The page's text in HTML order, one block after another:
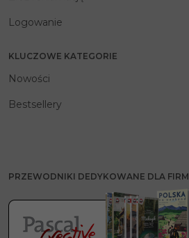
Logowanie
KLUCZOWE KATEGORIE
Nowości
Bestsellery
PRZEWODNIKI DEDYKOWANE DLA FIRM